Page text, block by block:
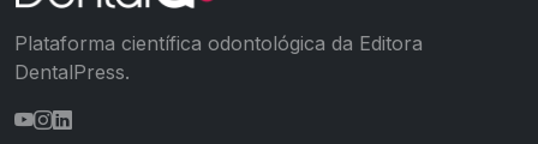
Plataforma científica odontológica da Editora
DentalPress.